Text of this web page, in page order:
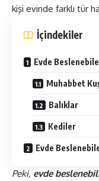
kişi evinde farklı tür
İçindekiler
Evde
Muhabbet
Balıklar
Kediler
Evde
Peki, evde